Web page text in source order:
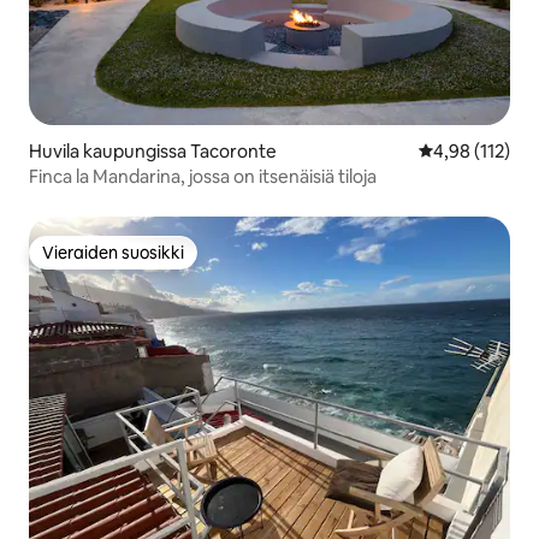
Huvila kaupungissa Tacoronte
4,98 (112)
Finca la Mandarina, jossa on itsenäisiä tiloja
Vieraiden suosikki
Vieraiden suosikki